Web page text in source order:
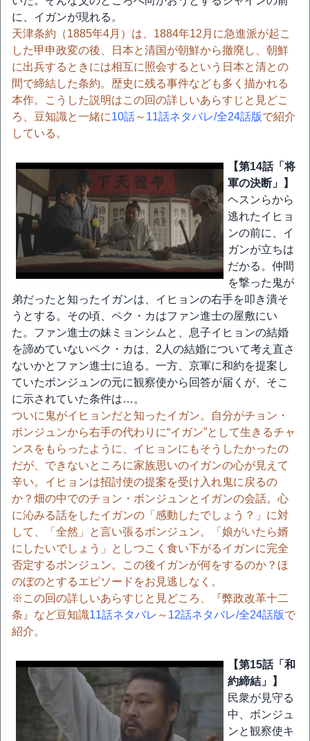
に、イガンが現れる。
天津条約（1885年4月）は、1884年12月に急進派が起こ
した甲申政変の後、日本と清国が朝鮮から撤廃し、朝鮮
に出兵するときには相互に照会するという日本と清との
間で締結した条約。歴史に残る事件なども多く描かれる
本作。こうした説明はこの回の詳しいあらすじと見どこ
ろ、豆知識と一緒に10話～ 11話ネタバレ/全24話版で紹介
している。
【第14話「将
軍の決断」】
ヘスンらから
逃れたイヒョ
ンの前に、イ
ガンが立ちは
だかる。仲間
を撃った鬼が
弟だったと知ったイガンは、イヒョンの右手を叩き潰そ
うとする。その頃、ペク・カはファン進士の屋敷にい
た。ファン進士の妹ミョンシムと、息子イヒョンの結婚
を諦めていないペク・カは、2人の結婚について考え直さ
ないかとファン進士に迫る。一方、京軍に和約を提案し
ていたボンジュンの元に観察使から回答が届くが、そこ
に示されていた条件は…。
ついに鬼がイヒョンだと知ったイガン。自分がチョン・
ボンジュンから右手の代わりに“イガン”として生きるチャ
ンスをもらったように、イヒョンにもそうしたかったの
だが、できないところに家族思いのイガンの心が見えて
辛い。イヒョンは招討使の提案を受け入れ鬼に戻るの
か？畑の中でのチョン・ボンジュンとイガンの会話。心
に沁みる話をしたイガンの「感動したでしょう？」に対
して、「全然」と言い張るボンジュン。「娘がいたら婿
にしたいでしょう」としつこく食い下がるイガンに完全
否定するボンジュン。この後イガンが何をするのか？ほ
のぼのとするエピソードをお見逃しなく。
※この回の詳しいあらすじと見どころ、『弊政改革十二
条』など豆知識11話ネタバレ ～ 12話ネタバレ/全24話版で
紹介。
【第15話「和
約締結」】
民衆が見守る
中、ボンジュ
ンと観察使キ